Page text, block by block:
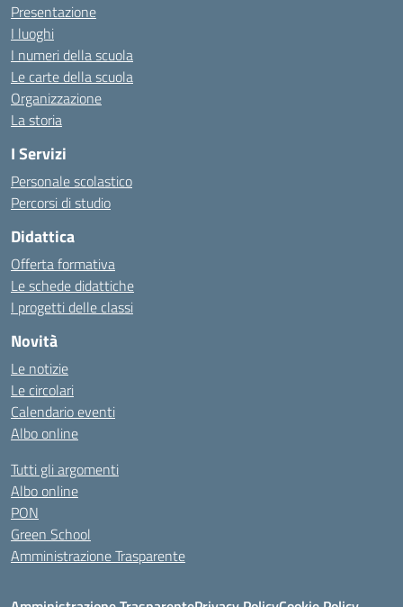
Presentazione
I luoghi
I numeri della scuola
Le carte della scuola
Organizzazione
La storia
I Servizi
Personale scolastico
Percorsi di studio
Didattica
Offerta formativa
Le schede didattiche
I progetti delle classi
Novità
Le notizie
Le circolari
Calendario eventi
Albo online
Tutti gli argomenti
Albo online
PON
Green School
Amministrazione Trasparente